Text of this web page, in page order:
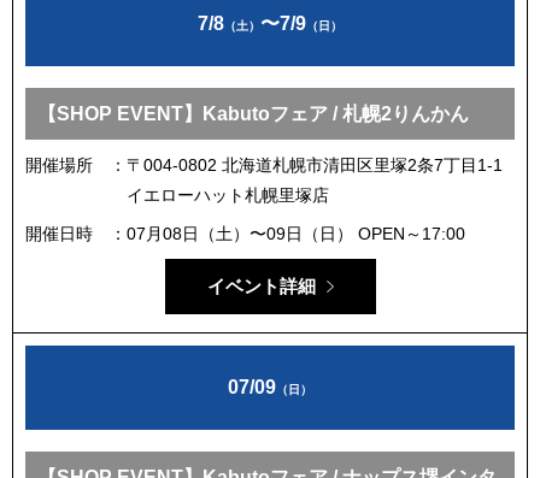
7/8 （土） 〜7/9 （日）
【SHOP EVENT】Kabutoフェア / 札幌2りんかん
開催場所
〒004-0802 北海道札幌市清田区里塚2条7丁目1-1
イエローハット札幌里塚店
開催日時
07月08日（土）〜09日（日） OPEN～17:00
イベント詳細
07/09 （日）